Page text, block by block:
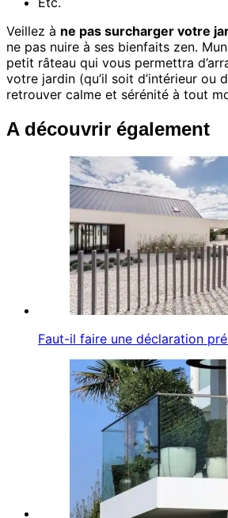
Veillez à ne pas surcharger votre
ne pas nuire à ses bienfaits zen.
petit râteau qui vous permettra
votre jardin (qu’il soit d’intérieur ou
retrouver calme et sérénité à tout
A découvrir également
Faut-il faire une déclaration